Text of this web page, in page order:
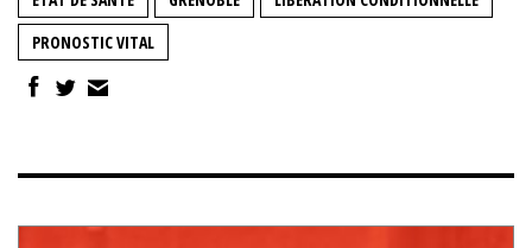
PRONOSTIC VITAL